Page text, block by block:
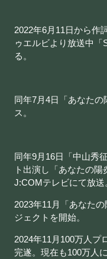
2022年6月11日から作
ゥエルビより放送中
る。
同年7月4日「あなた
ス。
同年9月16日「中山秀
ト出演し「あなたの陽
J:COMテレビにて放送
2023年11月「あなた
ジェクトを開始。
2024年11月100万人プ
完遂。現在も100万人